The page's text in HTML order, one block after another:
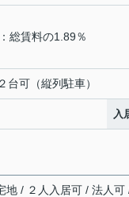
総賃料の1.89％
台可（縦列駐車）
入
地 / ２人入居可 / 法人